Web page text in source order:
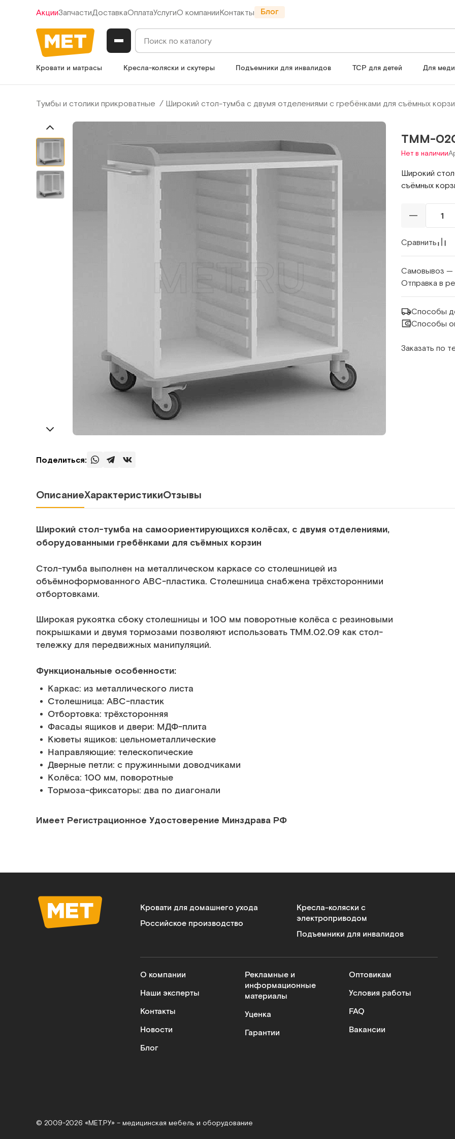
АкцииЗапчастиДоставкаОплатаУслугиО компанииКонтакты Блог
Кровати и матрасы Кресла-коляски и скутеры Подъемники для инвалидов ТСР для детей Для
Тумбы и столики прикроватные Широкий стол-тумба с двумя отделениями с гребёнками для съёмных
Поделиться:
ТММ-
Нет в наличии
Широкий
съёмных
Сравнить
Самовывоз —
Отправка в
Способы
Способы
Заказать по
ОписаниеХарактеристикиОтзывы
Широкий стол-тумба на самоориентирующихся колёсах, с двумя отделениями,
оборудованными гребёнками для съёмных корзин
Стол-тумба выполнен на металлическом каркасе со столешницей из
объёмноформованного ABC-пластика. Столешница снабжена трёхсторонними
отбортовками.
Широкая рукоятка сбоку столешницы и 100 мм поворотные колёса с резиновыми
покрышками и двумя тормозами позволяют использовать ТММ.02.09 как стол-
тележку для передвижных манипуляций.
Функциональные особенности:
Каркас: из металлического листа
Столешница: ABC-пластик
Отбортовка: трёхсторонняя
Фасады ящиков и двери: МДФ-плита
Кюветы ящиков: цельнометаллические
Направляющие: телескопические
Дверные петли: c пружинными доводчиками
Колёса: 100 мм, поворотные
Тормоза-фиксаторы: два по диагонали
Имеет Регистрационное Удостоверение Минздрава РФ
Кровати для домашнего ухода
Российское производство
Кресла-коляски с
электроприводом
Подъемники для инвалидов
О компании
Наши эксперты
Контакты
Новости
Блог
Рекламные и
информационные
материалы
Уценка
Гарантии
Оптовикам
Условия работы
FAQ
Вакансии
© 2009-2026 «МЕТ.РУ» – медицинская мебель и оборудование